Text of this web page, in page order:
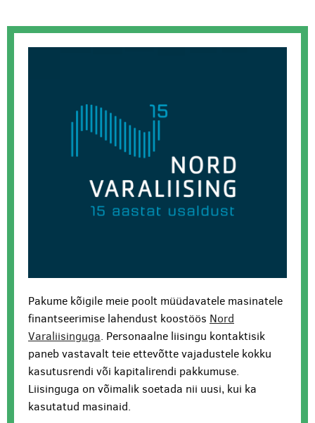
Pakume kõigile meie poolt müüdavatele masinatele
finantseerimise lahendust koostöös Nord
Varaliisinguga. Personaalne liisingu kontaktisik
paneb vastavalt teie ettevõtte vajadustele kokku
kasutusrendi või kapitalirendi pakkumuse.
Liisinguga on võimalik soetada nii uusi, kui ka
kasutatud masinaid.